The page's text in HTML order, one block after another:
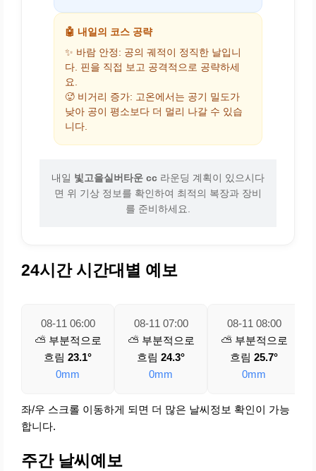
🤖 내일의 코스 공략
✨ 바람 안정: 공의 궤적이 정직한 날입니
다. 핀을 직접 보고 공격적으로 공략하세
요.
🥵 비거리 증가: 고온에서는 공기 밀도가
낮아 공이 평소보다 더 멀리 나갈 수 있습
니다.
내일 빛고을실버타운 cc 라운딩 계획이 있으시다
면 위 기상 정보를 확인하여 최적의 복장과 장비
를 준비하세요.
24시간 시간대별 예보
08-11 06:00
⛅ 부분적으로
흐림 23.1°
0mm
08-11 07:00
⛅ 부분적으로
흐림 24.3°
0mm
08-11 08:00
⛅ 부분적으로
흐림 25.7°
0mm
좌/우 스크롤 이동하게 되면 더 많은 날씨정보 확인이 가능
합니다.
주간 날씨예보